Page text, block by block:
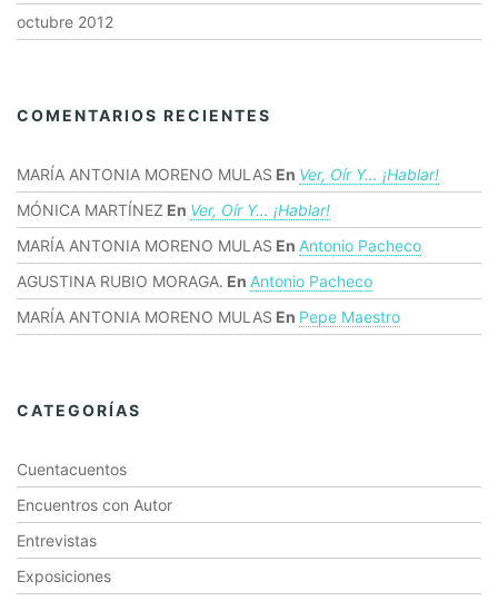
octubre 2012
COMENTARIOS RECIENTES
MARÍA ANTONIA MORENO MULAS En Ver, Oír Y… ¡hablar!
MÓNICA MARTÍNEZ En Ver, Oír Y… ¡hablar!
MARÍA ANTONIA MORENO MULAS En Antonio Pacheco
AGUSTINA RUBIO MORAGA. En Antonio Pacheco
MARÍA ANTONIA MORENO MULAS En Pepe Maestro
CATEGORÍAS
Cuentacuentos
Encuentros con Autor
Entrevistas
Exposiciones